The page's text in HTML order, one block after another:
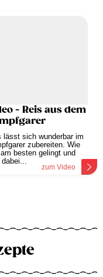
- Reis aus dem
lässt sich wunderbar im
zubereiten. Wie
besten gelingt und
zum Video